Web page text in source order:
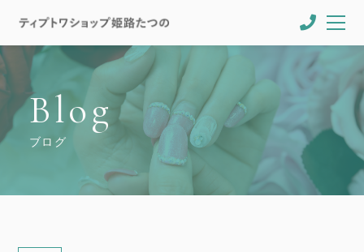
Blog
ブログ